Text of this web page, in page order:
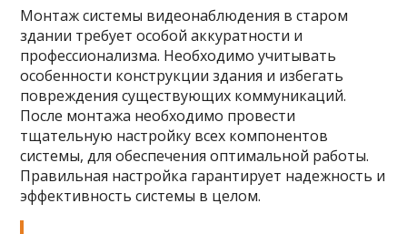
Монтаж системы видеонаблюдения в старом
здании требует особой аккуратности и
профессионализма. Необходимо учитывать
особенности конструкции здания и избегать
повреждения существующих коммуникаций.
После монтажа необходимо провести
тщательную настройку всех компонентов
системы, для обеспечения оптимальной работы.
Правильная настройка гарантирует надежность и
эффективность системы в целом.